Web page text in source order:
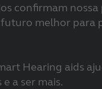
confirmam
melhor para
Hearing aids
a ser mais.